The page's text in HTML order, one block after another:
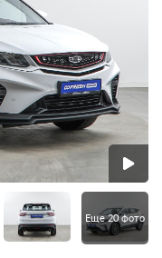
Еще 20 фото